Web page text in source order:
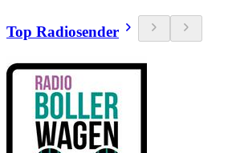
Top Radiosender